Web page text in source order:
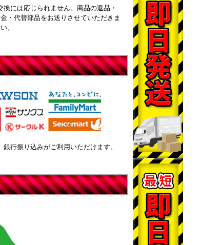
には応じられません。商品の返品・
・代替部品をお送りさせていただきま
。
行振り込みがご利用いただけます。